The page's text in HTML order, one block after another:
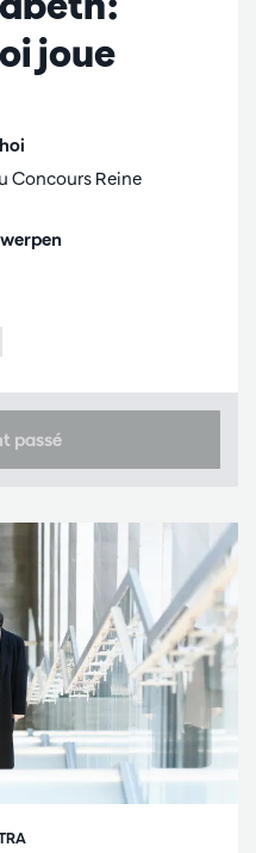
joue
Concours Reine
passé